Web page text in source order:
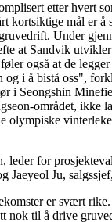
etter hvert
kortsiktige mål er å
Under
at Sandvik
også at de
og i å bistå oss",
i Seongshin
området, ikke
olympiske
leder for
Jaeyeol Ju,
er svært
nok til å drive